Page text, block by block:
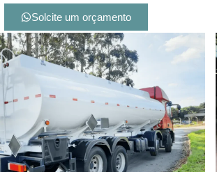
Solcite um orçamento